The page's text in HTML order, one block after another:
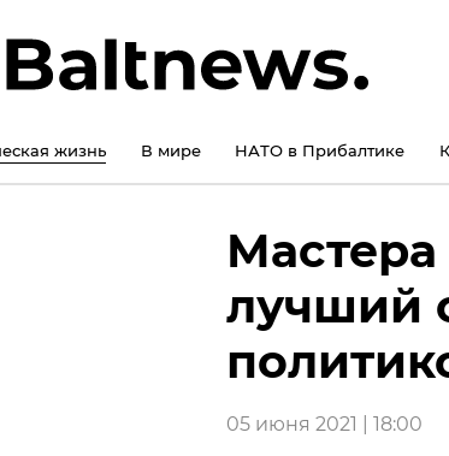
жизнь В мире НАТО в Прибалтике
Мастера
лучший
05 июня 2021 | 18:00